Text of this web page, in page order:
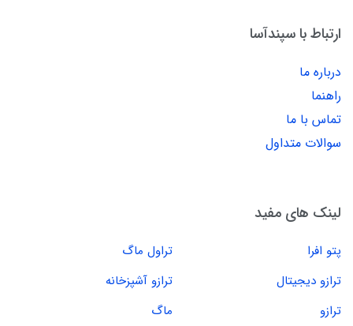
ارتباط با سپندآسا
درباره ما
راهنما
تماس با ما
سوالات متداول
لینک های مفید
پتو افرا
تراول ماگ
ترازو دیجیتال
ترازو آشپزخانه
ترازو
ماگ